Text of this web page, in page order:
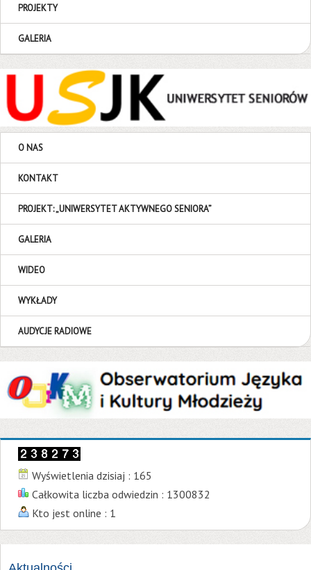
PROJEKTY
GALERIA
O NAS
KONTAKT
PROJEKT: „UNIWERSYTET AKTYWNEGO SENIORA”
GALERIA
WIDEO
WYKŁADY
AUDYCJE RADIOWE
Wyświetlenia dzisiaj : 165
Całkowita liczba odwiedzin : 1300832
Kto jest online : 1